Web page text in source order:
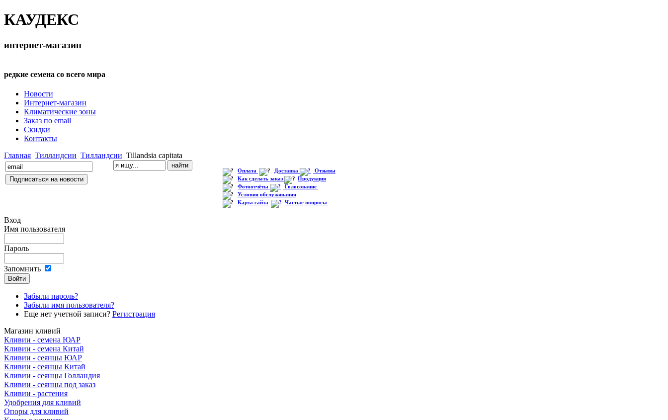
КАУДЕКС
интернет-магазин
редкие семена со всего мира
Новости
Интернет-магазин
Климатические зоны
Заказ по email
Скидки
Контакты
Главная Тилландсии Тилландсии Tillandsia capitata
Оплата Доставка
Отзывы
Как сделать заказ
Продукция
Фотоотчёты
Голосование
Условия обслуживания
Карта сайта
Частые вопросы
Вход
Имя пользователя
Пароль
Запомнить
Забыли пароль?
Забыли имя пользователя?
Еще нет учетной записи? Регистрация
Магазин кливий
Кливии - семена ЮАР
Кливии - семена Китай
Кливии - сеянцы ЮАР
Кливии - сеянцы Китай
Кливии - сеянцы Голландия
Кливии - сеянцы под заказ
Кливии - растения
Удобрения для кливий
Опоры для кливий